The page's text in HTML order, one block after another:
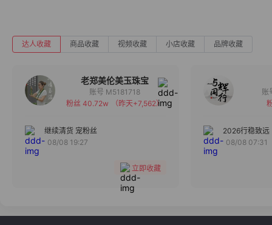
达人收藏 商品收藏 视频收藏 小店收藏 品牌收藏
老郑美伦美玉珠宝
备注
账号 M5181718
粉丝 40.72w
（昨天+7,562）
继续清货 宠粉丝
08/08 19:27
立即收藏
2026行稳致远
08/08 07:31